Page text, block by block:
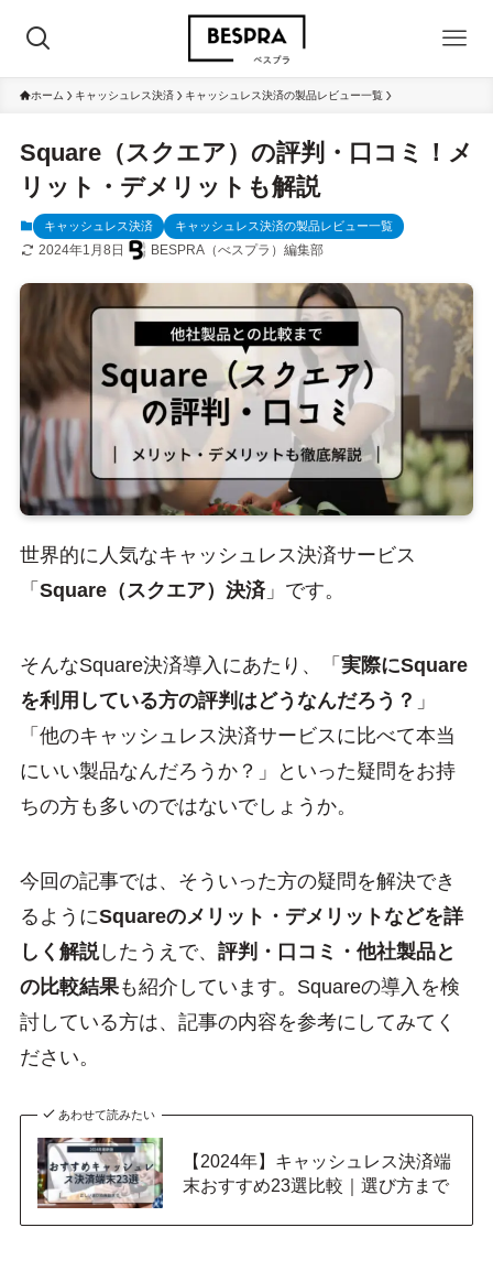
ホーム キャッシュレス決済 キャッシュレス決済の製品レビュー一覧
Square（スクエア）の評判・口コミ！メ
リット・デメリットも解説
キャッシュレス決済 キャッシュレス決済の製品レビュー一覧
2024年1月8日 BESPRA（べスプラ）編集部
世界的に人気なキャッシュレス決済サービス
「 Square（スクエア）決済」です。
そんなSquare決済導入にあたり、「 実際にSquare
を利用している方の評判はどうなんだろう？ 」
「他のキャッシュレス決済サービスに比べて本当
にいい製品なんだろうか？」といった疑問をお持
ちの方も多いのではないでしょうか。
今回の記事では、そういった方の疑問を解決でき
るようにSquareのメリット・デメリットなどを詳
しく解説したうえで、 評判・口コミ・他社製品と
の比較結果も紹介しています。Squareの導入を検
討している方は、記事の内容を参考にしてみてく
ださい。
あわせて読みたい
【2024年】キャッシュレス決済端
末おすすめ23選比較｜選び方まで